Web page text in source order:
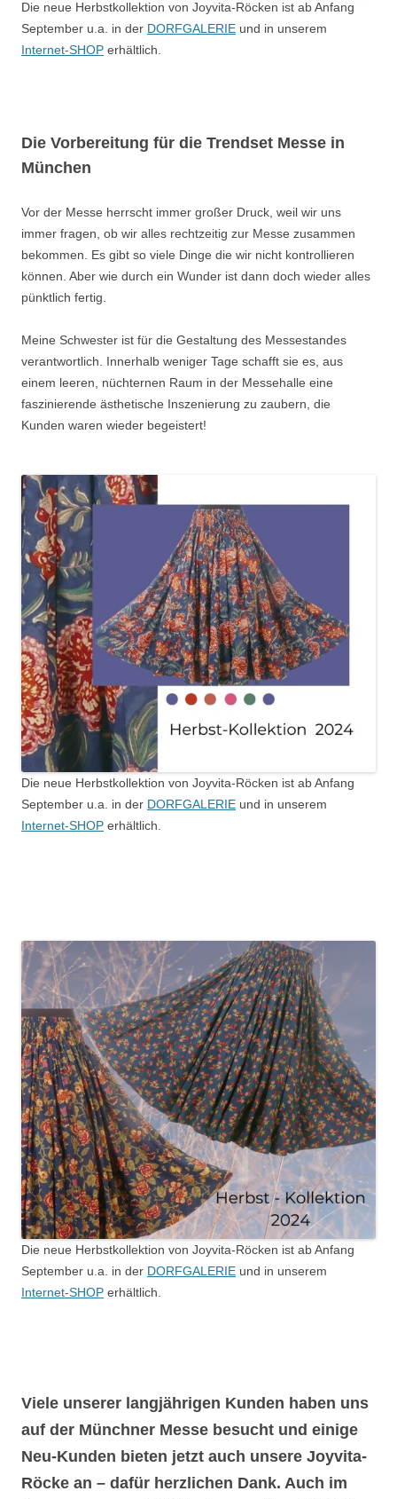
Die neue Herbstkollektion von Joyvita-Röcken ist ab Anfang
September u.a. in der DORFGALERIE und in unserem
Internet-SHOP erhältlich.
Die Vorbereitung für die Trendset Messe in
München
Vor der Messe herrscht immer großer Druck, weil wir uns
immer fragen, ob wir alles rechtzeitig zur Messe zusammen
bekommen. Es gibt so viele Dinge die wir nicht kontrollieren
können. Aber wie durch ein Wunder ist dann doch wieder alles
pünktlich fertig.
Meine Schwester ist für die Gestaltung des Messestandes
verantwortlich. Innerhalb weniger Tage schafft sie es, aus
einem leeren, nüchternen Raum in der Messehalle eine
faszinierende ästhetische Inszenierung zu zaubern, die
Kunden waren wieder begeistert!
Die neue Herbstkollektion von Joyvita-Röcken ist ab Anfang
September u.a. in der DORFGALERIE und in unserem
Internet-SHOP erhältlich.
Die neue Herbstkollektion von Joyvita-Röcken ist ab Anfang
September u.a. in der DORFGALERIE und in unserem
Internet-SHOP erhältlich.
Viele unserer langjährigen Kunden haben uns
auf der Münchner Messe besucht und einige
Neu-Kunden bieten jetzt auch unsere Joyvita-
Röcke an – dafür herzlichen Dank. Auch im